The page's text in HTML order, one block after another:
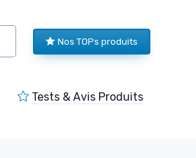
Nos TOPs produits
Tests & Avis Produits